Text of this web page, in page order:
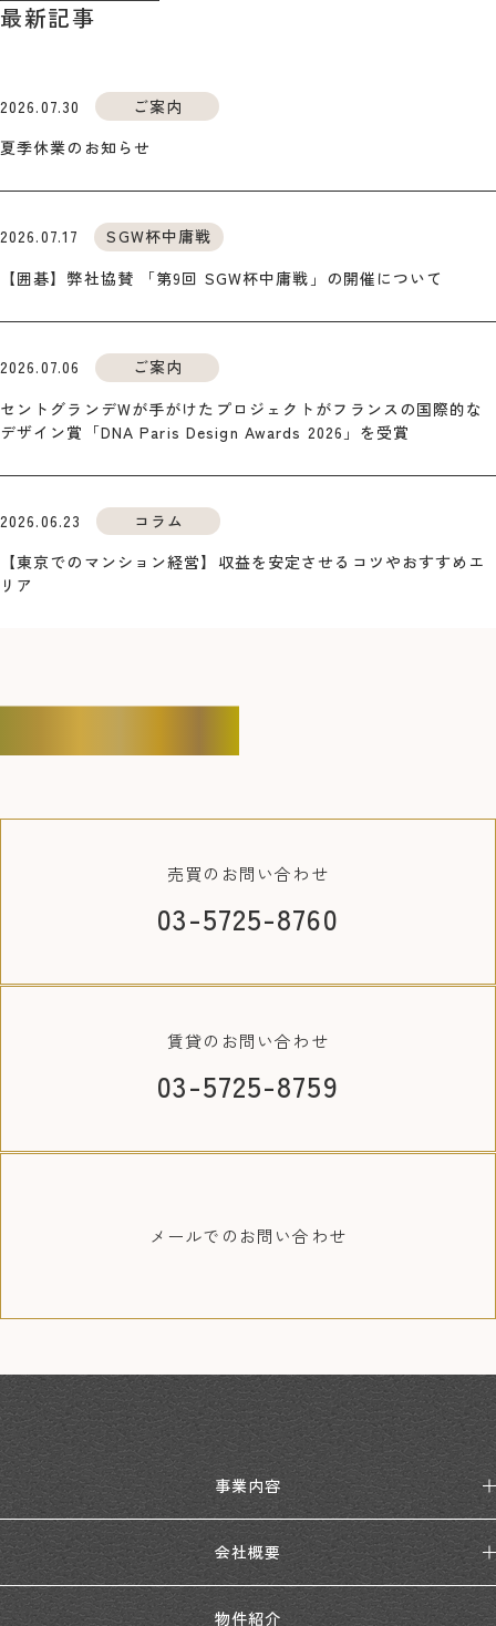
最新記事
2026.07.30
ご案内
夏季休業のお知らせ
2026.07.17
SGW杯中庸戦
【囲碁】弊社協賛 「第9回 SGW杯中庸戦」の開催について
2026.07.06
ご案内
セントグランデWが手がけたプロジェクトがフランスの国際的な
デザイン賞「DNA Paris Design Awards 2026」を受賞
2026.06.23
コラム
【東京でのマンション経営】収益を安定させるコツやおすすめエ
リア
売買の お問い合わせ
03-5725-8760
賃貸の お問い合わせ
03-5725-8759
メールでの お問い合わせ
事業内容
会社概要
物件紹介